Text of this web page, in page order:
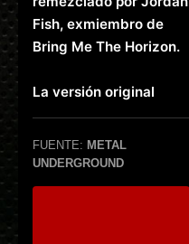
Fish, exmiembro de
Bring Me The Horizon.
La versión original
FUENTE: METAL
UNDERGROUND